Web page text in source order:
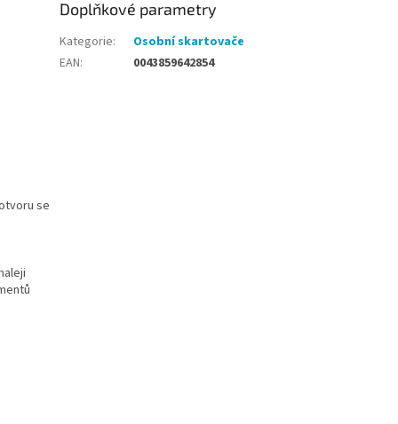
se
Doplňkové parametry
Kategorie:
Osobní skartovače
EAN: 0043859642854